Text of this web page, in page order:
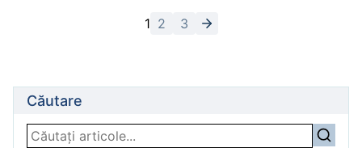
1 2 3
Căutare